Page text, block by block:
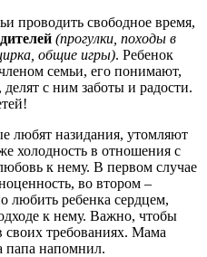
проводить свободное время,
(прогулки, походы в
общие игры). Ребенок
семьи, его понимают,
с ним заботы и радости.
любят назидания, утомляют
холодность в отношения с
к нему. В первом случае
во втором –
любить ребенка сердцем,
к нему. Важно, чтобы
своих требованиях. Мама
папа напомнил.